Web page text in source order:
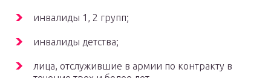
инвалиды 1, 2 групп;
инвалиды детства;
лица, отслужившие в армии по контракту в